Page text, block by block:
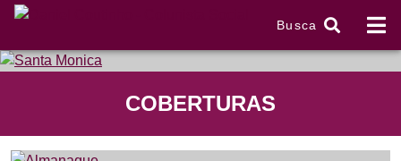
Busca
COBERTURAS